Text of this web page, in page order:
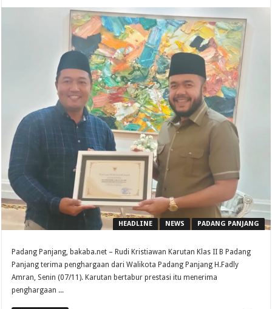
HEADLINE NEWS PADANG PANJANG
Padang Panjang, bakaba.net – Rudi Kristiawan Karutan Klas II B Padang
Panjang terima penghargaan dari Walikota Padang Panjang H.Fadly
Amran, Senin (07/11). Karutan bertabur prestasi itu menerima
penghargaan ...